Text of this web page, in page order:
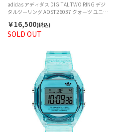
SOLD OUT
adidas アディダス DIGITAL TWO RING デジ
タルツーリング AOST26037 クォーツ ユニセ
￥16,500(税込)